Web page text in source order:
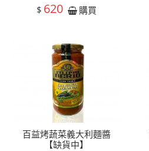
$ 620 購買
百益烤蔬菜義大利麵醬
【缺貨中】